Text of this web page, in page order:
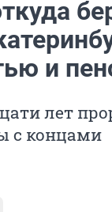
и
лет
с концами